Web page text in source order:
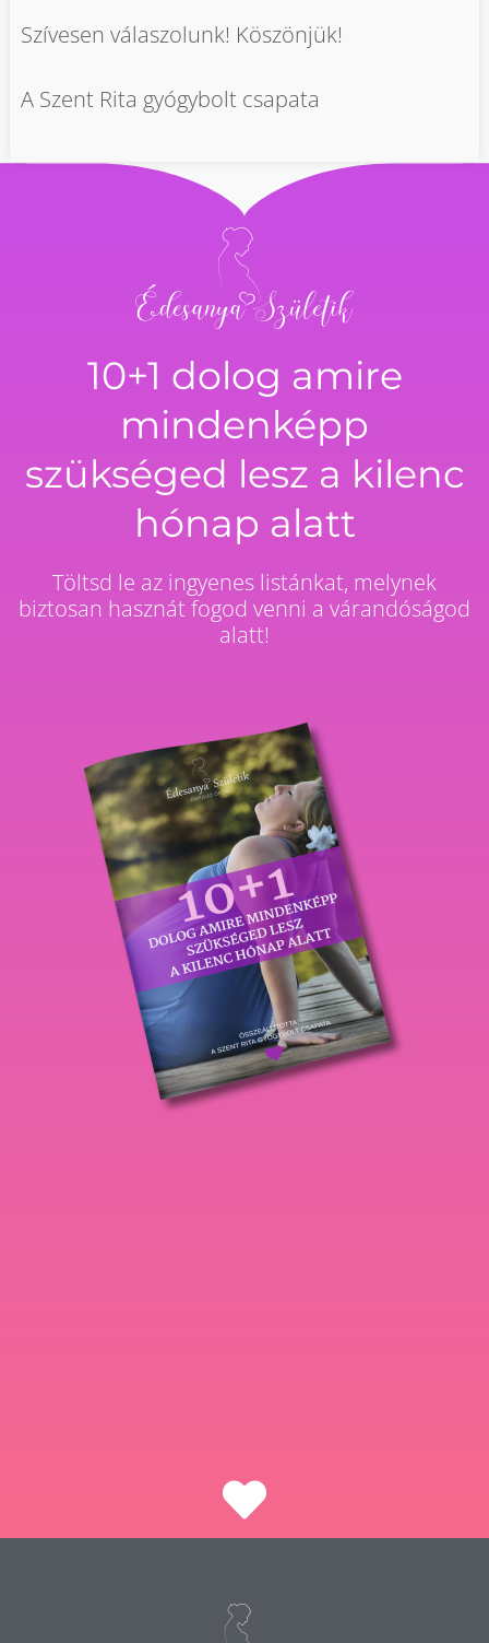
Szívesen válaszolunk! Köszönjük!
A Szent Rita gyógybolt csapata
10+1 dolog amire
mindenképp
szükséged lesz a kilenc
hónap alatt
Töltsd le az ingyenes listánkat, melynek
biztosan hasznát fogod venni a várandóságod
alatt!